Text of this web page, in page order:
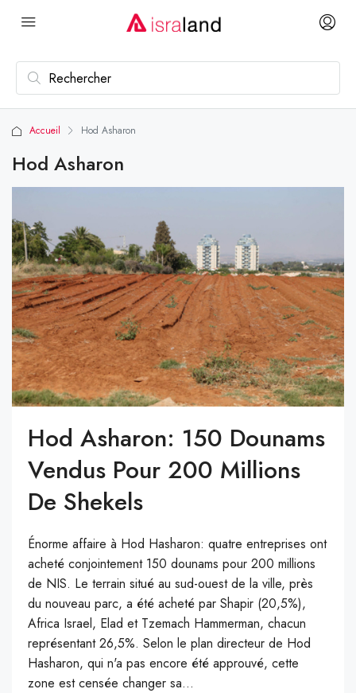
Accueil Hod Asharon
Hod Asharon
Hod Asharon: 150 Dounams
Vendus Pour 200 Millions
De Shekels
Énorme affaire à Hod Hasharon: quatre entreprises ont
acheté conjointement 150 dounams pour 200 millions
de NIS. Le terrain situé au sud-ouest de la ville, près
du nouveau parc, a été acheté par Shapir (20,5%),
Africa Israel, Elad et Tzemach Hammerman, chacun
représentant 26,5%. Selon le plan directeur de Hod
Hasharon, qui n'a pas encore été approuvé, cette
zone est censée changer sa...